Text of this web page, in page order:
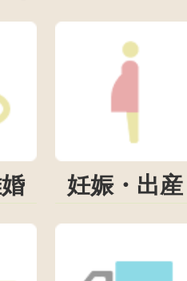
妊娠・出産